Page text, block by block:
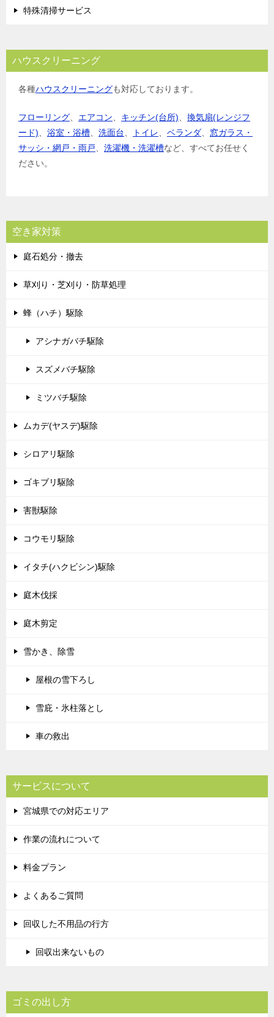
特殊清掃サービス
ハウスクリーニング
各種ハウスクリーニングも対応しております。
フローリング エアコン キッチン(台所)
換気扇(レンジフ
ード)
浴室・浴槽 洗面台 トイレ ベランダ
窓ガラス・
サッシ・網戸・雨戸
洗濯機・洗濯槽など、すべてお任せく
ださい。
空き家対策
庭石処分・撤去
草刈り・芝刈り・防草処理
蜂（ハチ）駆除
アシナガバチ駆除
スズメバチ駆除
ミツバチ駆除
ムカデ(ヤスデ)駆除
シロアリ駆除
ゴキブリ駆除
害獣駆除
コウモリ駆除
イタチ(ハクビシン)駆除
庭木伐採
庭木剪定
雪かき、除雪
屋根の雪下ろし
雪庇・氷柱落とし
車の救出
サービスについて
宮城県での対応エリア
作業の流れについて
料金プラン
よくあるご質問
回収した不用品の行方
回収出来ないもの
ゴミの出し方